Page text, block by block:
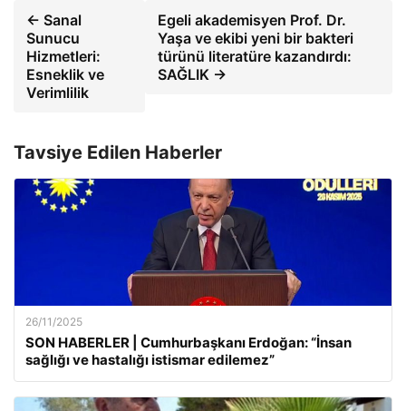
← Sanal
Sunucu
Hizmetleri:
Esneklik ve
Verimlilik
Egeli akademisyen Prof. Dr.
Yaşa ve ekibi yeni bir bakteri
türünü literatüre kazandırdı:
SAĞLIK →
Tavsiye Edilen Haberler
26/11/2025
SON HABERLER | Cumhurbaşkanı Erdoğan: “İnsan
sağlığı ve hastalığı istismar edilemez”